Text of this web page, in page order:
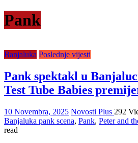
Pank
Banjaluka Poslednje vijesti
Pank spektakl u
Test Tube Babies
10 Novembra, 2025 Novosti Plus 292
Banjaluka pank scena, Pank, Peter and
read